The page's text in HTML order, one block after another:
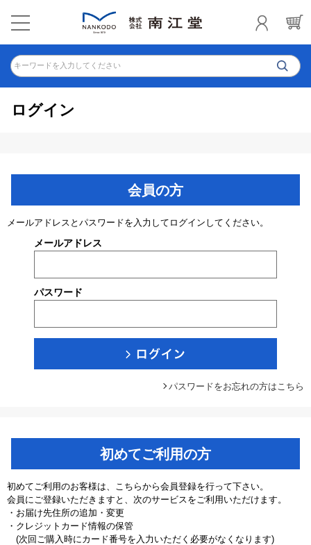
キーワードを入力してください
ログイン
会員の方
メールアドレスとパスワードを入力してログインしてください。
メールアドレス
パスワード
パスワードをお忘れの方はこちら
初めてご利用の方
初めてご利用のお客様は、こちらから会員登録を行って下さい。
会員にご登録いただきますと、次のサービスをご利用いただけます。
・お届け先住所の追加・変更
・クレジットカード情報の保管
(次回ご購入時にカード番号を入力いただく必要がなくなります)